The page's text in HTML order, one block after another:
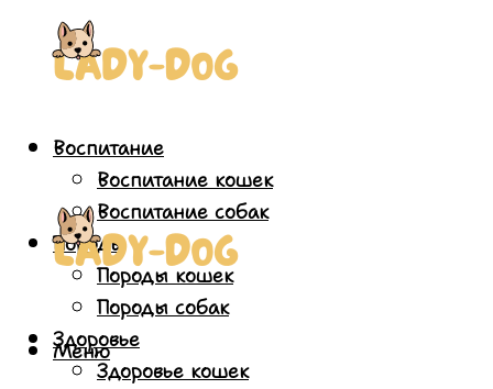
Воспитание
Воспитание кошек
Воспитание собак
Породы
Породы кошек
Породы собак
Здоровье
Здоровье кошек
Меню